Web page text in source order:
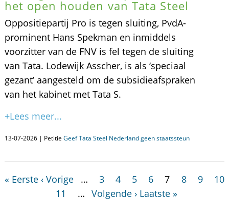
het open houden van Tata Steel
Oppositiepartij Pro is tegen sluiting, PvdA-
prominent Hans Spekman en inmiddels
voorzitter van de FNV is fel tegen de sluiting
van Tata. Lodewijk Asscher, is als ‘speciaal
gezant’ aangesteld om de subsidieafspraken
van het kabinet met Tata S.
+Lees meer...
13-07-2026 | Petitie Geef Tata Steel Nederland geen staatssteun
« Eerste ‹ Vorige … 3 4 5 6 7 8 9
10
11
… Volgende › Laatste »